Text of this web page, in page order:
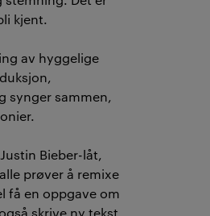
kjent.
av hyggelige
synger sammen,
Bieber-låt,
prøver å remixe
få en oppgave om
skrive ny tekst